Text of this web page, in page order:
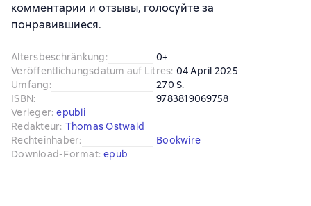
комментарии и отзывы, голосуйте за
понравившиеся.
Altersbeschränkung:
0+
Veröffentlichungsdatum auf Litres: 04 April 2025
Umfang:
270 S.
ISBN:
9783819069758
Verleger: epubli
Redakteur: Thomas Ostwald
Rechteinhaber:
Bookwire
Download-Format: epub